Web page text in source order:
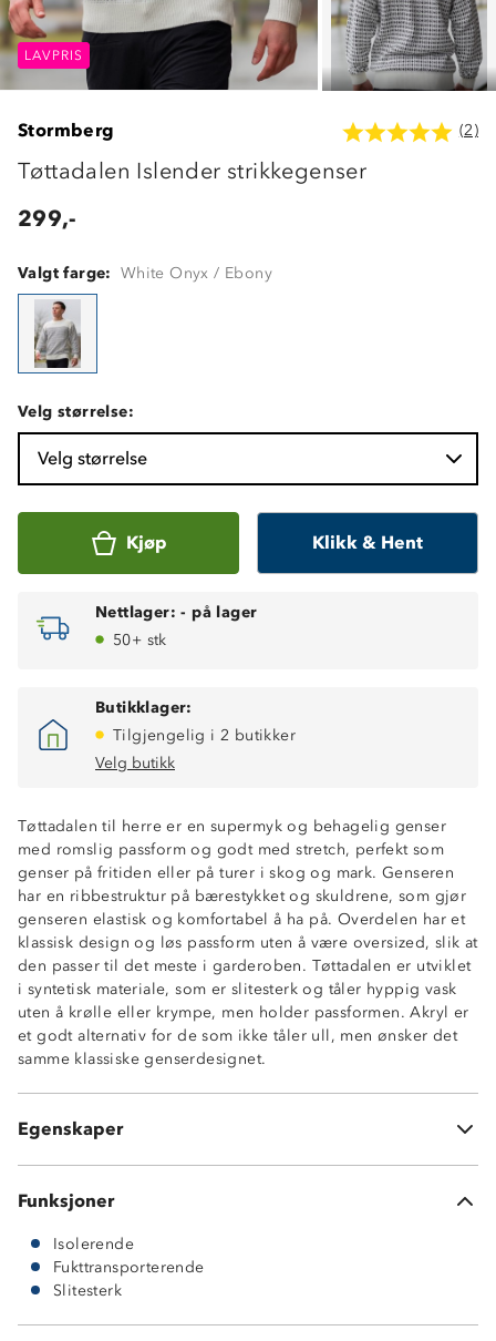
LAVPRIS LAVPRIS
LAVPRIS
Stormberg (2)
Tøttadalen Islender strikkegenser
299,-
Valgt farge: White Onyx / Ebony
Velg størrelse:
Velg størrelse
Kjøp Klikk & Hent
Nettlager: - på lager
50+ stk
Butikklager:
Tilgjengelig i 2 butikker
Velg butikk
Tøttadalen til herre er en supermyk og behagelig genser
med romslig passform og godt med stretch, perfekt som
genser på fritiden eller på turer i skog og mark. Genseren
har en ribbestruktur på bærestykket og skuldrene, som gjør
genseren elastisk og komfortabel å ha på. Overdelen har et
klassisk design og løs passform uten å være oversized, slik at
den passer til det meste i garderoben. Tøttadalen er utviklet
i syntetisk materiale, som er slitesterk og tåler hyppig vask
uten å krølle eller krympe, men holder passformen. Akryl er
et godt alternativ for de som ikke tåler ull, men ønsker det
samme klassiske genserdesignet.
Egenskaper
Myk og behagelig
Isolerende
Fukttransporterende
Ribbestruktur
Rund halsåpning
100 % akryl
Funksjoner
Isolerende
Fukttransporterende
Slitesterk